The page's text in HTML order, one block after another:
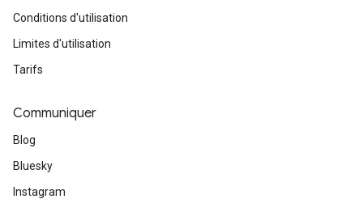
Conditions d'utilisation
Limites d'utilisation
Tarifs
Communiquer
Blog
Bluesky
Instagram